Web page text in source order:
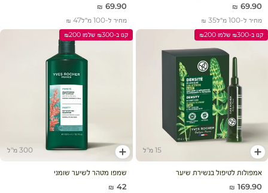
מחיר מבצע
69.90 ₪
מחיר ל-100 מ״ל 35 ₪
מחיר מבצע
69.90 ₪
מחיר ל-100 מ״ל 47 ₪
קנו ב-₪300 שלמו ₪200
15 מ"ל
הוסף לעגלה
אמפולות לטיפול בנשירת שיער
מחיר מבצע
169.90 ₪
קנו ב-₪300 שלמו ₪200
300 מ"ל
הוסף לעגלה
שמפו מטהר לשיער שומני
מחיר מבצע
42 ₪